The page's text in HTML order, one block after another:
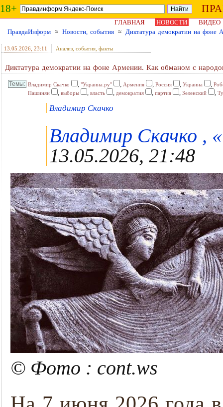
18+
ГЛАВНАЯ НОВОСТИ
ВИДЕО
ПравдаИнформ ≈ Новости, события ≈ Диктатура демократии на фоне
13.05.2026 , 23:11 Анализ, события, факты
Диктатура демократии на фоне Армении. Как обманом с
Владимир Скачко , "Украина.ру" , Армения , Россия , Украина ,
Пашинян
, выборы , власть , демократия , партия , Зеленский ,
Владимир Скачко
Владимир Скачко ,
13.05.2026, 21:48
© Фото : cont.ws